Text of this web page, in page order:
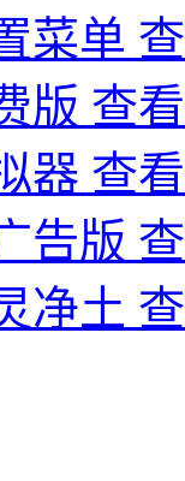
菜单
版 查
器 查
告版
净土